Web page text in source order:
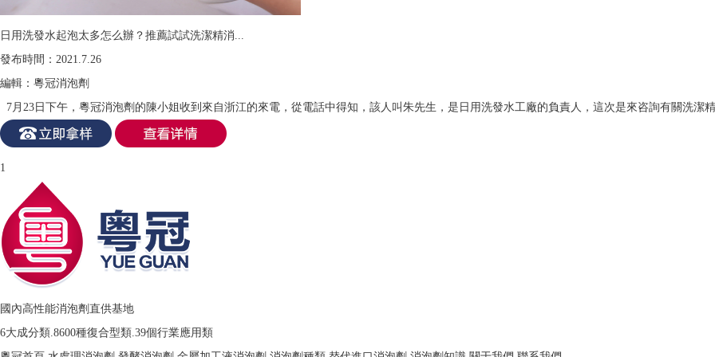
日用洗發水起泡太多怎么辦？推薦試試洗潔精消...
發布時間：2021.7.26
編輯：粵冠消泡劑
7月23日下午，粵冠消泡劑的陳小姐收到來自浙江的來電，從電話中得知，該人叫朱先生，是日用洗發水工廠的負責人，這次是來咨詢有關洗潔
1
國內高性能消泡劑 直供基地
6大成分類.8600種復合型類.39個行業應用類